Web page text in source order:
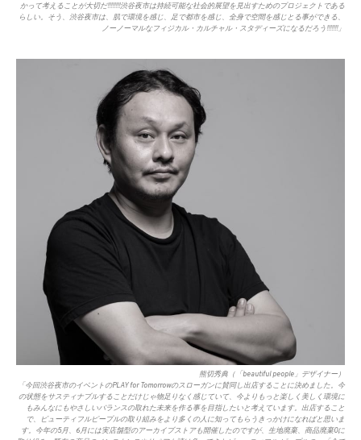
かって考えることが大切だ!!!!!!!!渋谷夜市は持続可能な社会的展望を見出すためのプロジェクトである
らしい。そう、渋谷夜市は、肌で環境を感じ、足で都市を感じ、全身で空間を感じとる事ができる、
ノーノーマルなフィジカル・カルチャル・スタディーズになるだろう!!!!!!!」
熊切秀典（「beautiful people」デザイナー）
「今回渋谷夜市のイベントのPLAY for Tomorrowのスローガンに賛同し出店することに決めました。今
の状態をサスティナブルすることだけじゃ物足りなく感じていて、今よりもっと楽しく美しく環境に
もみんなにもやさしいバランスの取れた未来を作る事を目指したいと考えています。出店すること
で、ビューティフルピープルの取り組みをより多くの人に知ってもらうきっかけになればと思いま
す。今年の5月、6月には実店舗型のアーカイブストアも開催したのですが、生地廃棄、商品廃棄0に